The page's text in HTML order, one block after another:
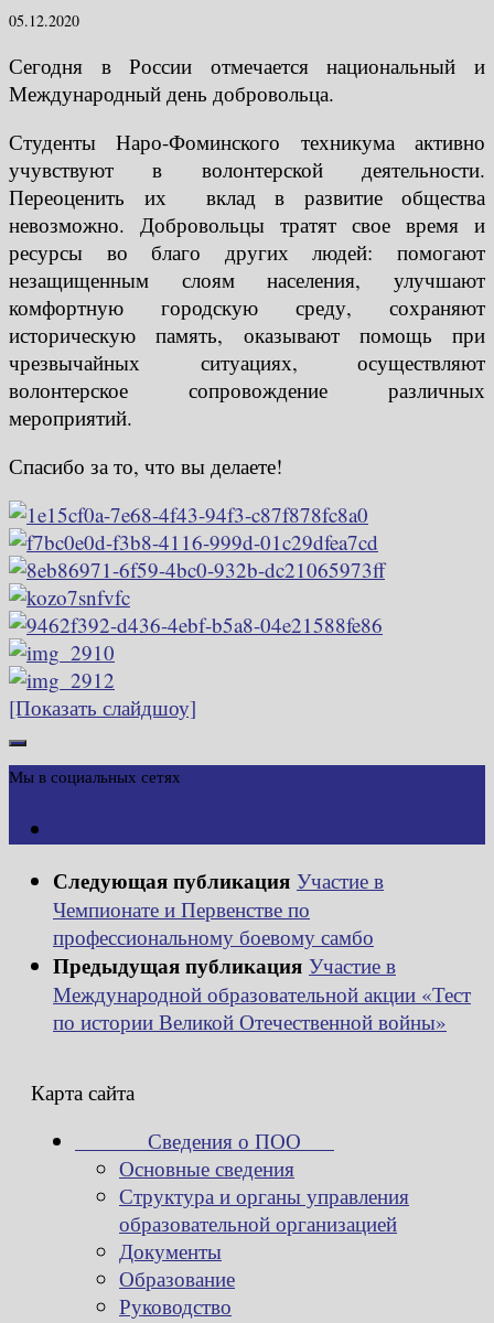
05.12.2020
Сегодня в России отмечается национальный и
Международный день добровольца.
Студенты Наро-Фоминского техникума активно
учувствуют в волонтерской деятельности.
Переоценить их вклад в развитие общества
невозможно. Добровольцы тратят свое время и
ресурсы во благо других людей: помогают
незащищенным слоям населения, улучшают
комфортную городскую среду, сохраняют
историческую память, оказывают помощь при
чрезвычайных ситуациях, осуществляют
волонтерское сопровождение различных
мероприятий.
Спасибо за то, что вы делаете!
[Показать слайдшоу]
Мы в социальных сетях
Следующая публикация Участие в
Чемпионате и Первенстве по
профессиональному боевому самбо
Предыдущая публикация Участие в
Международной образовательной акции «Тест
по истории Великой Отечественной войны»
Карта сайта
Сведения о ПОО
Основные сведения
Структура и органы управления
образовательной организацией
Документы
Образование
Руководство